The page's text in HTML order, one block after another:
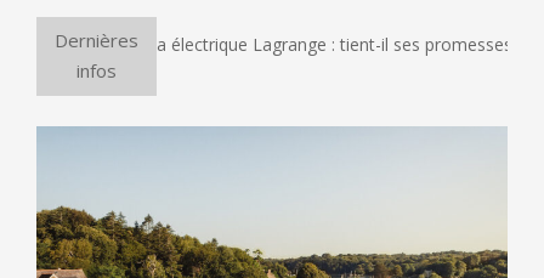
15
Dernières
infos
le four à pizza électrique Lagrange : tient-il ses promesses ?